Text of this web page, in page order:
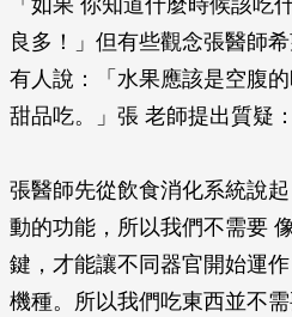
「如果 你知道什麼時候該吃
良多！」但有些觀念張醫師
有人說：「水果應該是空腹
甜品吃。」張 老師提出質疑
張醫師先從飲食消化系統說
動的功能，所以我們不需要
鍵，才能讓不同器官開始運
機種。所以我們吃東西並不